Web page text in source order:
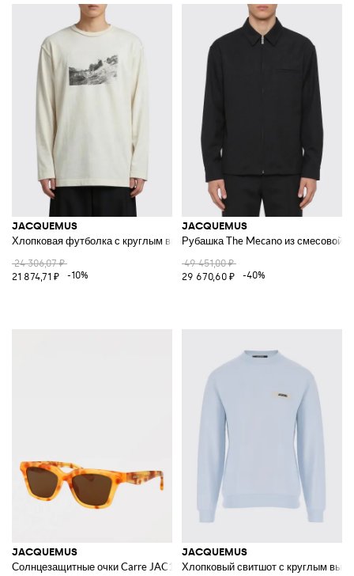
JACQUEMUS
Хлопковая футболка с круглым вырезом и графическим принтом
24 306,07 ₽
21 874,71 ₽
-10%
JACQUEMUS
Рубашка The Mecano из смесовой
49 451,00 ₽
29 670,60 ₽
-40%
JACQUEMUS
Солнцезащитные очки Carre JAC109C4SUN из ацетата
JACQUEMUS
Хлопковый свитшот с круглым